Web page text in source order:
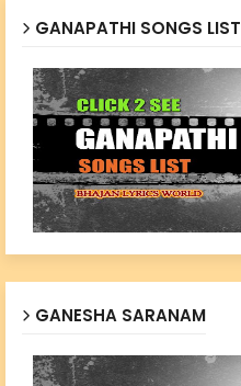
GANAPATHI SONGS LIST
GANESHA SARANAM